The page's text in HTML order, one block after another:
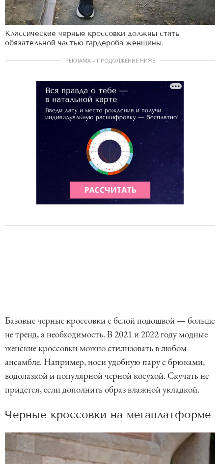
Классические черные кроссовки должны стать
обязательной частью гардероба женщины.
РЕКЛАМА – ПРОДОЛЖЕНИЕ НИЖЕ
Базовые черные кроссовки с белой подошвой — больше
не тренд, а необходимость. В 2021 и 2022 году модные
женские кроссовки можно стилизовать в любом
ансамбле. Например, носи удобную пару с брюками,
водолазкой и популярной черной косухой. Скучать не
придется, если дополнить образ влажной укладкой.
Черные кроссовки на мегаплатформе